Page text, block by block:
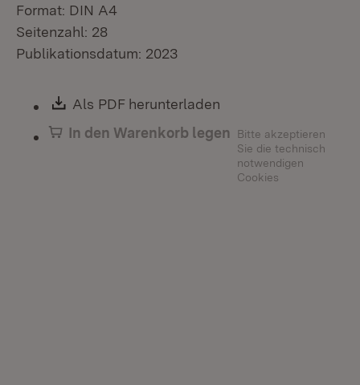
Format: DIN A4
Seitenzahl: 28
Publikationsdatum: 2023
Download:
Als PDF herunterladen
In den Warenkorb legen
Bitte akzeptieren
Sie die technisch
notwendigen
Cookies